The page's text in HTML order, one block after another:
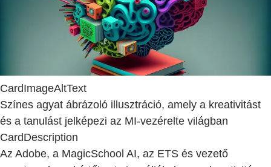
CardImageAltText
Színes agyat ábrázoló illusztráció, amely a kreativitást
és a tanulást jelképezi az MI-vezérelte világban
CardDescription
Az Adobe, a MagicSchool AI, az ETS és vezető